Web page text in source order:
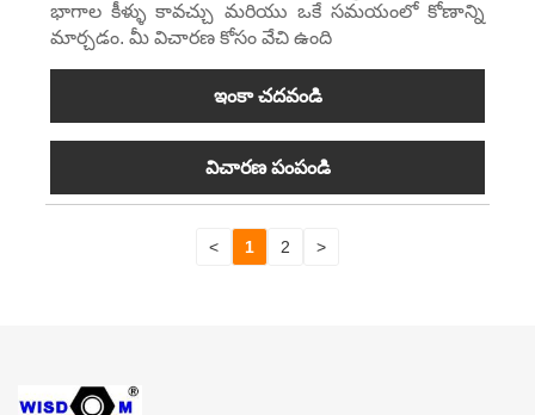
భాగాల కీళ్ళు కావచ్చు మరియు ఒకే సమయంలో కోణాన్ని
మార్చడం. మీ విచారణ కోసం వేచి ఉంది
ఇంకా చదవండి
విచారణ పంపండి
< 1 2 >